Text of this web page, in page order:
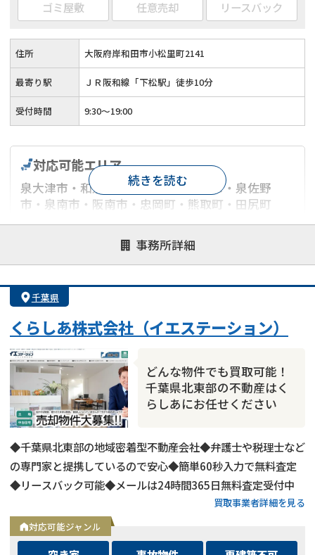
ゴミ屋敷 任意売却 リースバック
住所 大阪府岸和田市小松里町2141
最寄り駅 ＪＲ阪和線「下松駅」徒歩10分
受付時間 9:30～19:00
事務所詳細
対応可能エリア
泉大津市・和泉市・岸和田市・貝塚市・泉佐野
市・泉南市・阪南市・忠岡町・熊取町・田尻町
オンライン面談可能
決済までが早い
1億円以上の買取可
業歴10年以上
業者案件歓迎
士業連携有り
続きを読む
千葉県
くらしあ株式会社（イエステーション）
どんな物件でも買取可能！
千葉県北東部の不動産はく
らしあにお任せください
◆千葉県北東部の地域密着型不動産会社◆弁護士や税理士など
の専門家と提携しているので安心◆簡単60秒入力で無料査定
◆リースバック可能◆メールは24時間365日無料査定受付中
買取事業者詳細を見る
対応可能ジャンル